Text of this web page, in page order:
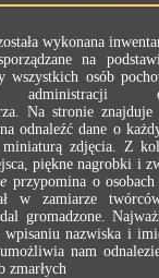
wykonana
na
wszystkich osób
administracji
Na stronie znajduje
odnaleźć dane o
zdjęcia. Z
piękne nagrobki i
przypomina o osobach
w zamiarze
gromadzone.
nazwiska i
nam
zmarłych